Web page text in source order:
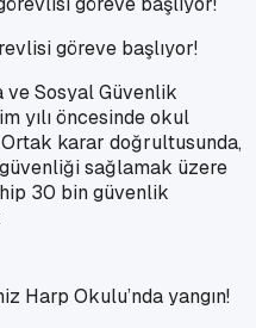
göreve başlıyor!
ve Sosyal Güvenlik
yılı öncesinde okul
karar doğrultusunda,
sağlamak üzere
30 bin güvenlik